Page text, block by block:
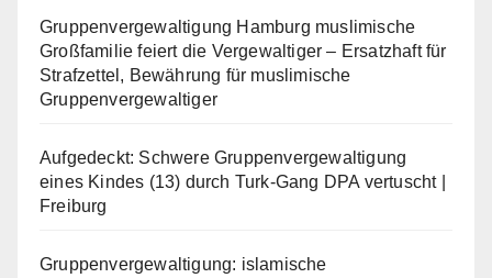
Gruppenvergewaltigung Hamburg muslimische
Großfamilie feiert die Vergewaltiger – Ersatzhaft für
Strafzettel, Bewährung für muslimische
Gruppenvergewaltiger
Aufgedeckt: Schwere Gruppenvergewaltigung
eines Kindes (13) durch Turk-Gang DPA vertuscht |
Freiburg
Gruppenvergewaltigung: islamische